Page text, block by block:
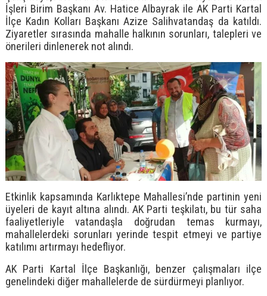
İşleri Birim Başkanı Av. Hatice Albayrak ile AK Parti Kartal
İlçe Kadın Kolları Başkanı Azize Salihvatandaş da katıldı.
Ziyaretler sırasında mahalle halkının sorunları, talepleri ve
önerileri dinlenerek not alındı.
Etkinlik kapsamında Karlıktepe Mahallesi’nde partinin yeni
üyeleri de kayıt altına alındı. AK Parti teşkilatı, bu tür saha
faaliyetleriyle vatandaşla doğrudan temas kurmayı,
mahallelerdeki sorunları yerinde tespit etmeyi ve partiye
katılımı artırmayı hedefliyor.
AK Parti Kartal İlçe Başkanlığı, benzer çalışmaları ilçe
genelindeki diğer mahallelerde de sürdürmeyi planlıyor.